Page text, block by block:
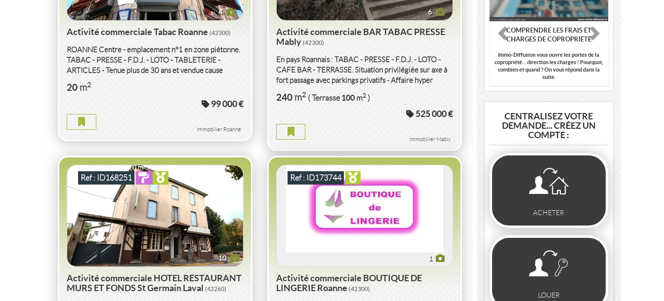
4
Activité commerciale Tabac Roanne(42300)
ROANNE Centre - emplacement n°1 en zone piétonne.
TABAC - PRESSE - F.D.J. - LOTO - TABLETERIE -
ARTICLES - Tenue plus de 30 ans et vendue cause
retraite. Actuellement...
20m2
99 000 €
Immobilier Roanne
6
Activité commerciale BAR TABAC PRESSE
Mably(42300)
En pays Roannais : TABAC - PRESSE - F.D.J. - LOTO -
CAFE BAR - TERRASSE. Situation privilégiée sur axe à
fort passage avec parkings privatifs - Affaire hyper
saine...
240m2 ( Terrasse100m2)
525 000 €
Immobilier Mably
10
Ref : ID168251
VENTEACTIVITÉ COMMERCIALEHOTEL
RESTAURANT MURS ET FONDS À
RAFRAÎCHIRST GERMAIN LAVAL(42260)
MURS ET FONDS ST GERMAIN LAVAL
670m2 ( Cour 2
Activité commerciale HOTEL RESTAURANT
MURS ET FONDS St Germain Laval(42260)
1
Ref : ID173744
VENTEACTIVITÉ COMMERCIALEBOUTIQUE
DE LINGERIEROANNE(42300)
ACTIVITÉ COMMERCIALE BOUTIQUE DE LINGERIE
ROANNE
55m
Activité commerciale BOUTIQUE DE
LINGERIE Roanne(42300)
COMPRENDRE LES FRAIS ET
CHARGES DE COPROPRIÉTÉ
Immo-Diffusion vous ouvre les portes de la
copropriété… direction les charges ! Pourquoi,
combien et quand ? On vous répond dans la
suite.
CENTRALISEZ VOTRE
DEMANDE... CRÉEZ UN
COMPTE :
ACHETER
LOUER